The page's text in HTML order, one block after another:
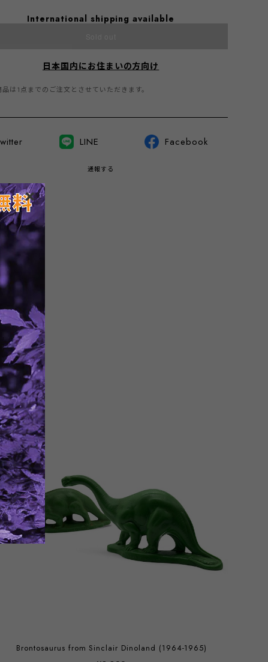
International shipping available
日本国内にお住まいの方向け
は1点までのご注文とさせていただきます。
LINE Facebook
通報する
Brontosaurus from Sinclair Dinoland (1964-1965)